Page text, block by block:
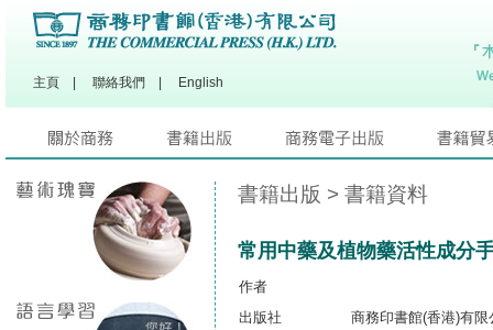
主頁 聯絡我們 English
書籍出版 > 書籍資料
常用中藥及植物藥活性成分
作者
出版社
商務印書館(香港)有限